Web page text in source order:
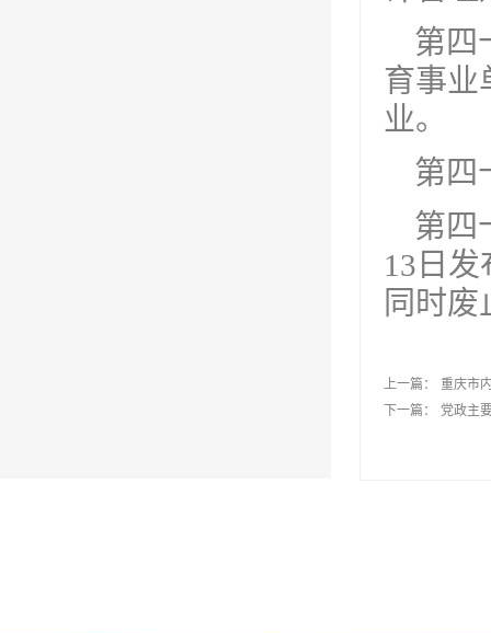
第四
育事业
业。
第四
第四
13日
同时废
上一篇：
重庆市
下一篇：
党政主